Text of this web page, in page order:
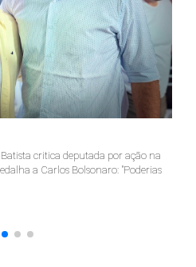
critica deputada por ação na
a Carlos Bolsonaro: "Poderias